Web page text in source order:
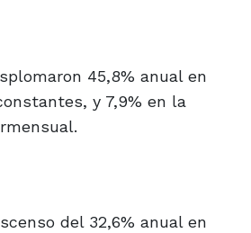
45,8% anual en
y 7,9% en la
del 32,6% anual en